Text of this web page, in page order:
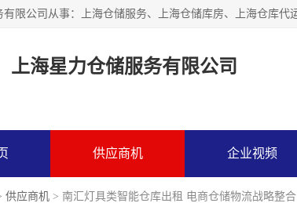
上海星力仓储服务有限公司
供应商机 企业视频
供应商机 > 南汇灯具类智能仓库出租 电商仓储物流战略整合